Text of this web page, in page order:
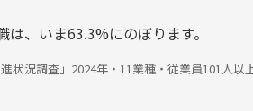
、いま63.3%にのぼります。
進状況調査」2024年・11業種・従業員101人以